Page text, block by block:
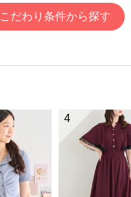
こだわり条件から探す
4